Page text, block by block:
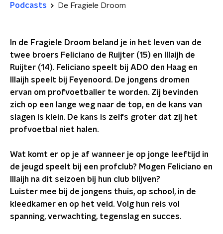
Podcasts De Fragiele Droom
In de Fragiele Droom beland je in het leven van de
twee broers Feliciano de Ruijter (15) en Illaijh de
Ruijter (14). Feliciano speelt bij ADO den Haag en
Illaijh speelt bij Feyenoord. De jongens dromen
ervan om profvoetballer te worden. Zij bevinden
zich op een lange weg naar de top, en de kans van
slagen is klein. De kans is zelfs groter dat zij het
profvoetbal niet halen.
Wat komt er op je af wanneer je op jonge leeftijd in
de jeugd speelt bij een profclub? Mogen Feliciano en
Illaijh na dit seizoen bij hun club blijven?
Luister mee bij de jongens thuis, op school, in de
kleedkamer en op het veld. Volg hun reis vol
spanning, verwachting, tegenslag en succes.